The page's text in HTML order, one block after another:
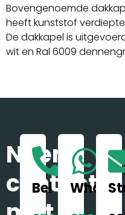
Bovengenoemde
heeft kunststof
De dakkapel is
wit en Ral 6009
Neem
contact
Bel